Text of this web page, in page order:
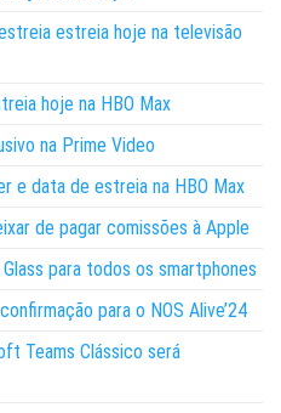
estreia hoje na televisão
hoje na HBO Max
na Prime Video
e data de estreia na HBO Max
de pagar comissões à Apple
para todos os smartphones
para o NOS Alive’24
Teams Clássico será